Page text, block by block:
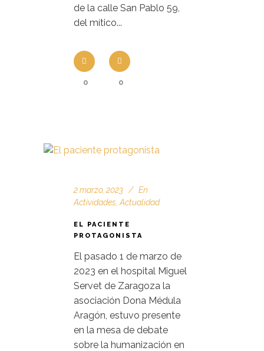
de la calle San Pablo 59,
del mítico...
0 0
2 marzo, 2023
En
Actividades Actualidad
EL PACIENTE
PROTAGONISTA
El pasado 1 de marzo de
2023 en el hospital Miguel
Servet de Zaragoza la
asociación Dona Médula
Aragón, estuvo presente
en la mesa de debate
sobre la humanización en